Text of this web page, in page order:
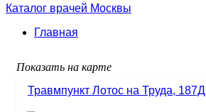
Каталог врачей Москвы
Главная
Показать на карте
Травмпункт Лотос на Труда, 187Д